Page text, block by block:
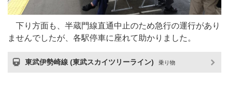
下り方面も、半蔵門線直通中止のため急行の運行があり
ませんでしたが、各駅停車に座れて助かりました。
東武伊勢崎線 (東武スカイツリーライン) 乗り物